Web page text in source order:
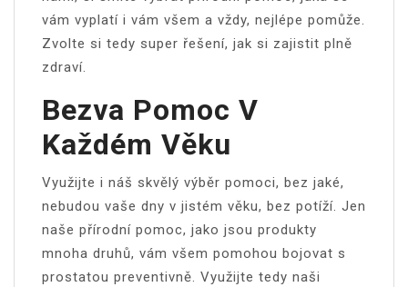
vám vyplatí i vám všem a vždy, nejlépe pomůže.
Zvolte si tedy super řešení, jak si zajistit plně
zdraví.
Bezva Pomoc V
Každém Věku
Využijte i náš skvělý výběr pomoci, bez jaké,
nebudou vaše dny v jistém věku, bez potíží. Jen
naše přírodní pomoc, jako jsou produkty
mnoha druhů, vám všem pomohou bojovat s
prostatou preventivně. Využijte tedy naši